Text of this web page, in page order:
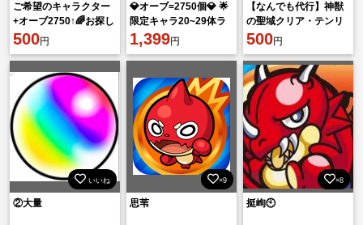
ご希望のキャラクター
+オーブ2750↑🌈お探し
します。☆6ガチャ限
100~200体所持💫
500円
💎オーブ=2750個💎 🌟
限定キャラ20~29体ラ
ンダム🌟 👉初期垢
1,399円
【なんでも代行】神獣
の聖域クリア・テンリ
ン&エシカル運極代行
対応！モンストなんで
も屋です！
500円
いいね
②大量
×9
思苇
×8
挺峋🕙